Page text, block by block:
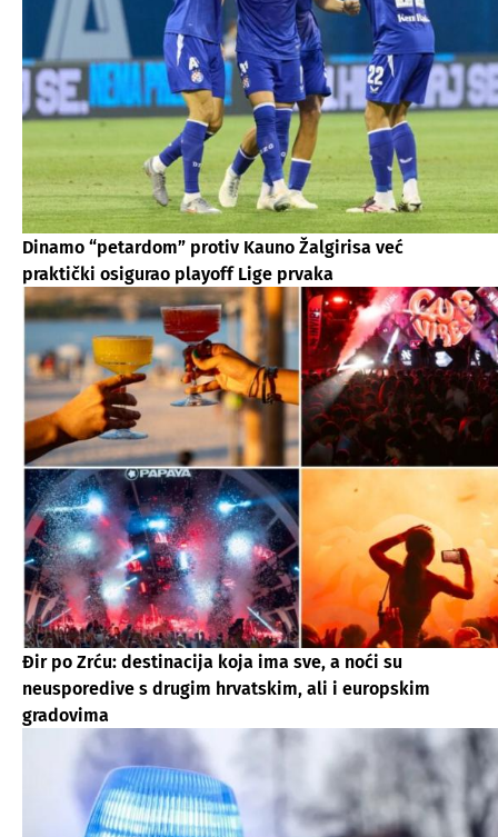
Dinamo “petardom” protiv Kauno Žalgirisa već
praktički osigurao playoff Lige prvaka
Đir po Zrću: destinacija koja ima sve, a noći su
neusporedive s drugim hrvatskim, ali i europskim
gradovima